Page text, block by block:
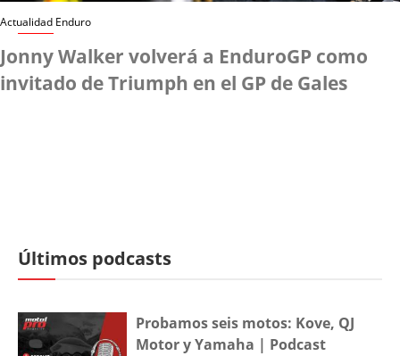
Actualidad Enduro
Jonny Walker volverá a EnduroGP como
invitado de Triumph en el GP de Gales
Últimos podcasts
Probamos seis motos: Kove, QJ
Motor y Yamaha | Podcast